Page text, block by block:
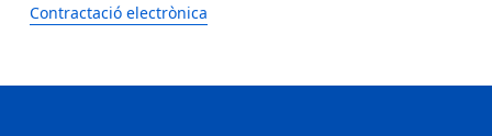
Contractació electrònica